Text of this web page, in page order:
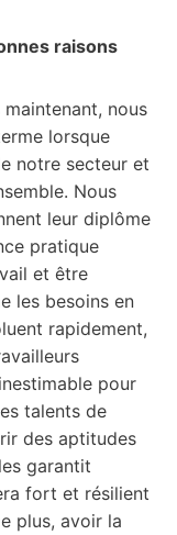
raisons
nous
lorsque
notre secteur et
Nous
leur diplôme
pratique
et être
les besoins en
rapidement,
pour
talents de
des aptitudes
garantit
fort et résilient
plus, avoir la